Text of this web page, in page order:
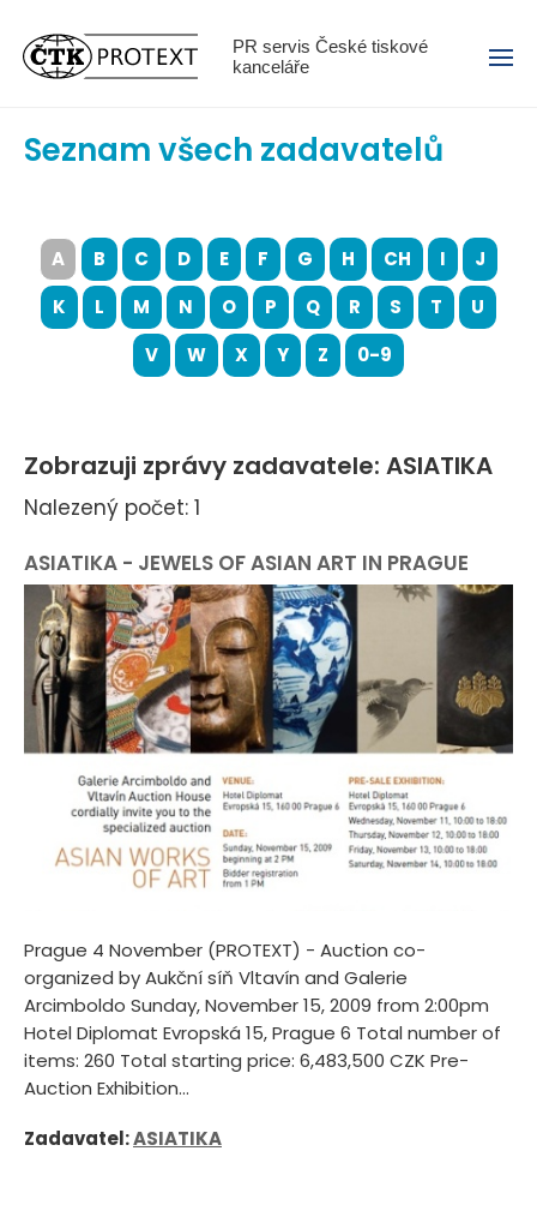
PR servis České tiskové
kanceláře
Menu
Seznam všech zadavatelů
A B C D E F G H CH I
J
K
L M N O P Q R S T
U
V
W X Y Z 0-9
Zobrazuji zprávy zadavatele: ASIATIKA
Nalezený počet: 1
ASIATIKA - JEWELS OF ASIAN ART IN PRAGUE
Prague 4 November (PROTEXT) - Auction co-
organized by Aukční síň Vltavín and Galerie
Arcimboldo Sunday, November 15, 2009 from 2:00pm
Hotel Diplomat Evropská 15, Prague 6 Total number of
items: 260 Total starting price: 6,483,500 CZK Pre-
Auction Exhibition...
Zadavatel:ASIATIKA